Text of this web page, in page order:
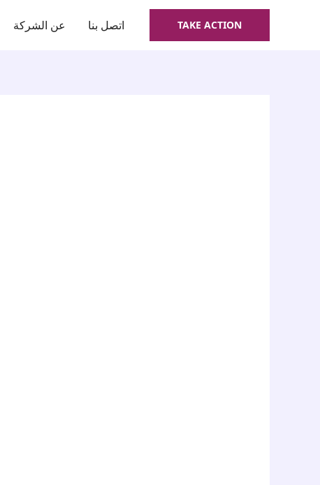
عن الشركة اتصل بنا TAKE ACTION